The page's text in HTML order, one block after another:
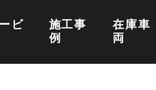
ビ
施工事
例
在庫車
両